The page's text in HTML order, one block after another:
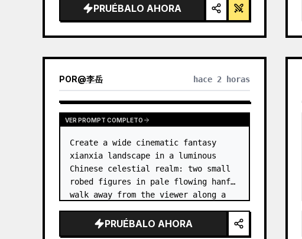
name="character 1 hair"
default="cabello negro en un moño
PRUÉBALO AHORA
POR@李岳 hace 2 horas
VER PROMPT COMPLETO
Create a wide cinematic fantasy
xianxia landscape in a luminous
Chinese celestial realm: two small
robed figures in pale flowing hanfu
walk away from the viewer along a
enormous ornate palace gate rising
from a mirror-still l…
PRUÉBALO AHORA